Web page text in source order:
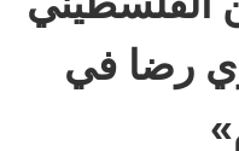
رضا في